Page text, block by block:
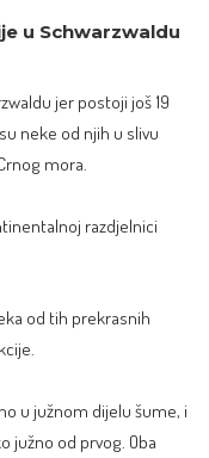
u Schwarzwaldu
jer postoji još 19
neke od njih u slivu
mora.
razdjelnici
od tih prekrasnih
u južnom dijelu šume, i
južno od prvog. Oba